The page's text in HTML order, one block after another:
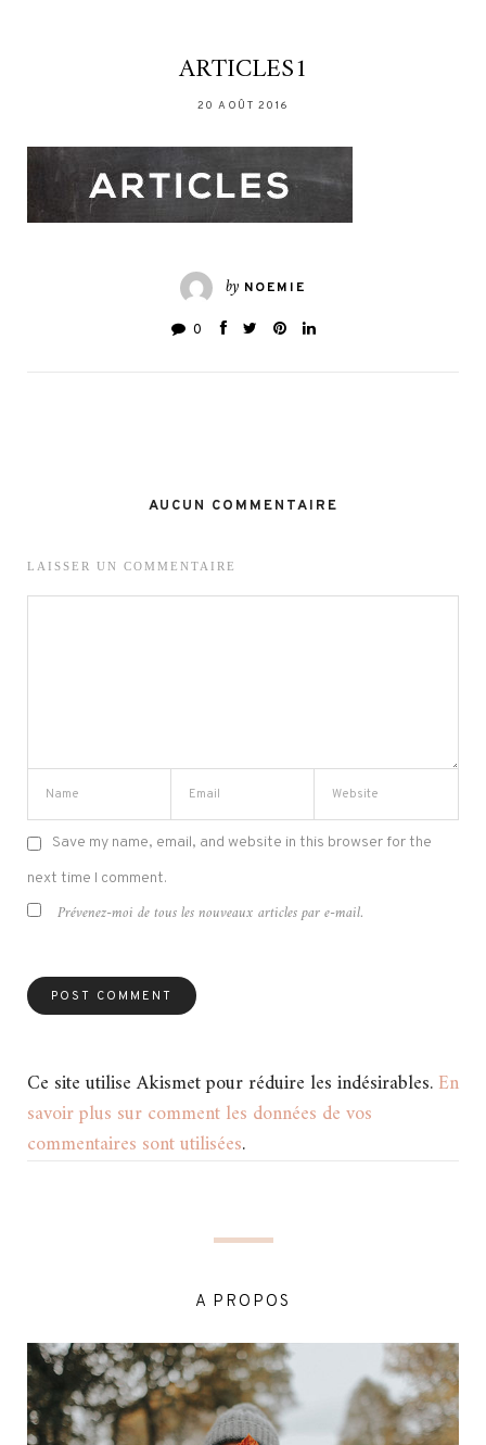
ARTICLES1
20 AOÛT 2016
by NOEMIE
0
AUCUN COMMENTAIRE
LAISSER UN COMMENTAIRE
Save my name, email, and website in this browser for the
next time I comment.
Prévenez-moi de tous les nouveaux articles par e-mail.
Ce site utilise Akismet pour réduire les indésirables.En
savoir plus sur comment les données de vos
commentaires sont utilisées.
A PROPOS